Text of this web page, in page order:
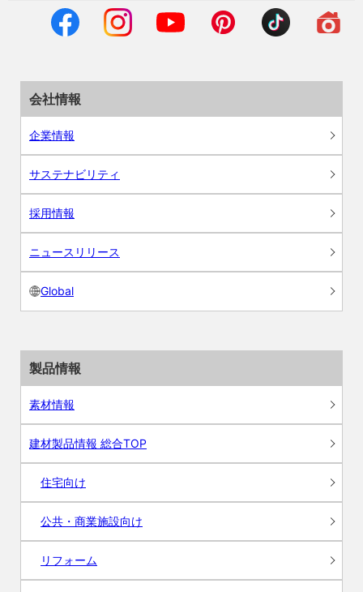
会社情報
企業情報
サステナビリティ
採用情報
ニュースリリース
Global
製品情報
素材情報
建材製品情報 総合TOP
住宅向け
公共・商業施設向け
リフォーム